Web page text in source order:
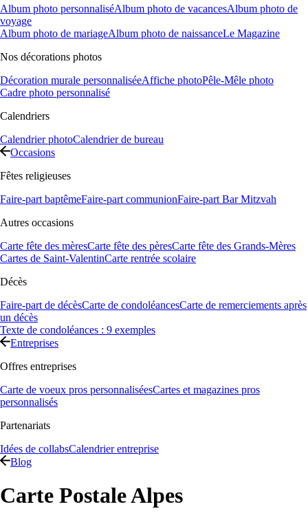
Album photo personnaliséAlbum photo de vacancesAlbum photo de
voyage
Album photo de mariageAlbum photo de naissanceLe Magazine
Nos décorations photos
Décoration murale personnaliséeAffiche photoPêle-Mêle photo
Cadre photo personnalisé
Calendriers
Calendrier photoCalendrier de bureau
Occasions
Fêtes religieuses
Faire-part baptêmeFaire-part communionFaire-part Bar Mitzvah
Autres occasions
Carte fête des mèresCarte fête des pèresCarte fête des Grands-Mères
Cartes de Saint-ValentinCarte rentrée scolaire
Décès
Faire-part de décèsCarte de condoléancesCarte de remerciements après
un décès
Texte de condoléances : 9 exemples
Entreprises
Offres entreprises
Carte de voeux pros personnaliséesCartes et magazines pros
personnalisés
Partenariats
Idées de collabsCalendrier entreprise
Blog
Carte Postale Alpes